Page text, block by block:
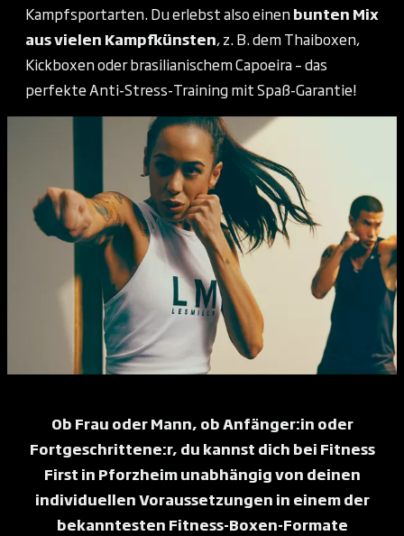
Kampfsportarten. Du erlebst also einenbunten Mix
aus vielen Kampfkünsten, z. B. dem Thaiboxen,
Kickboxen oder brasilianischem Capoeira – das
perfekte Anti-Stress-Training mit Spaß-Garantie!
Ob Frau oder Mann, ob Anfänger:in oder
Fortgeschrittene:r, du kannst dich bei Fitness
First in Pforzheim unabhängig von deinen
individuellen Voraussetzungen in einem der
bekanntesten Fitness-Boxen-Formate